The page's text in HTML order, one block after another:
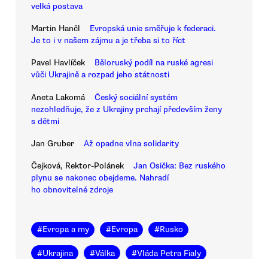
velká postava
Martin Hančl
Evropská unie směřuje k federaci.
Je to i v našem zájmu a je třeba si to říct
Pavel Havlíček
Běloruský podíl na ruské agresi
vůči Ukrajině a rozpad jeho státnosti
Aneta Lakomá
Český sociální systém
nezohledňuje, že z Ukrajiny prchají především ženy
s dětmi
Jan Gruber Až opadne vlna solidarity
Čejková, Rektor-Polánek
Jan Osička: Bez ruského
plynu se nakonec obejdeme. Nahradí
ho obnovitelné zdroje
#Evropa a my #Evropa #Rusko
#Ukrajina #Válka #Vláda Petra Fialy